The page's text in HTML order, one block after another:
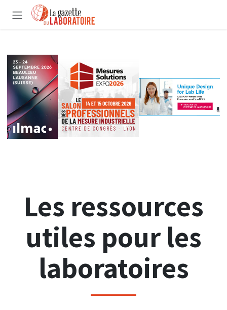
Se rendre au contenu
Les ressources
utiles pour les
laboratoires